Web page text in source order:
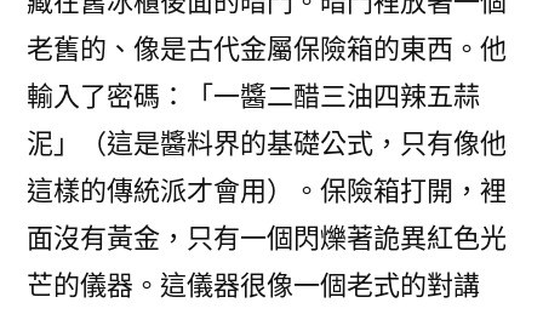
老舊的、像是古代金屬保險箱的東西。他
輸入了密碼：「一醬二醋三油四辣五蒜
泥」（這是醬料界的基礎公式，只有像他
這樣的傳統派才會用）。保險箱打開，裡
面沒有黃金，只有一個閃爍著詭異紅色光
芒的儀器。這儀器很像一個老式的對講